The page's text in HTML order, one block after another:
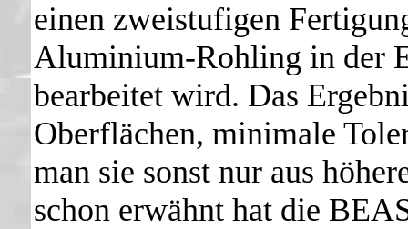
einen zweistufigen
Aluminium-Rohling in der
bearbeitet wird. Das
Oberflächen, minimale
man sie sonst nur aus
schon erwähnt hat die